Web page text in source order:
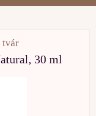
tvár
30 ml